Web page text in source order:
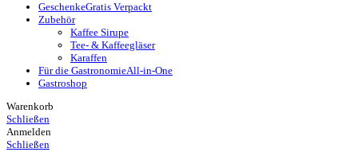
GeschenkeGratis Verpackt
Zubehör
Kaffee Sirupe
Tee- & Kaffeegläser
Karaffen
Für die GastronomieAll-in-One
Gastroshop
Warenkorb
Schließen
Anmelden
Schließen